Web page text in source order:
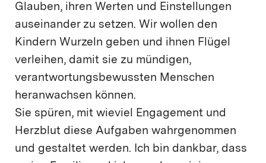
Glauben, ihren Werten und Einstellungen
auseinander zu setzen. Wir wollen den
Kindern Wurzeln geben und ihnen Flügel
verleihen, damit sie zu mündigen,
verantwortungsbewussten Menschen
heranwachsen können.
Sie spüren, mit wieviel Engagement und
Herzblut diese Aufgaben wahrgenommen
und gestaltet werden. Ich bin dankbar, dass